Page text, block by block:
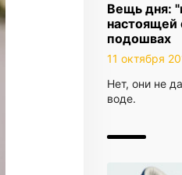
Вещь дня:
настоящей
подошвах
11 октября
Нет, они не
воде.